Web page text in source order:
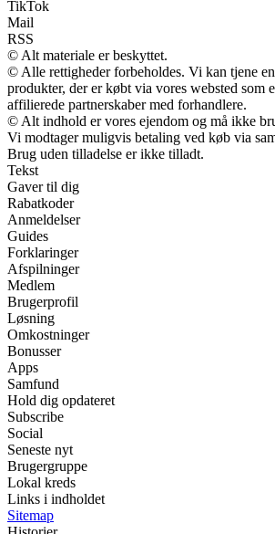
TikTok
Mail
RSS
© Alt materiale er beskyttet.
© Alle rettigheder forbeholdes. Vi kan tjene
produkter, der er købt via vores websted som
affilierede partnerskaber med forhandlere.
© Alt indhold er vores ejendom og må ikke
Vi modtager muligvis betaling ved køb via
Brug uden tilladelse er ikke tilladt.
Tekst
Gaver til dig
Rabatkoder
Anmeldelser
Guides
Forklaringer
Afspilninger
Medlem
Brugerprofil
Løsning
Omkostninger
Bonusser
Apps
Samfund
Hold dig opdateret
Subscribe
Social
Seneste nyt
Brugergruppe
Lokal kreds
Links i indholdet
Sitemap